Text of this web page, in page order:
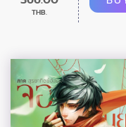
THB.